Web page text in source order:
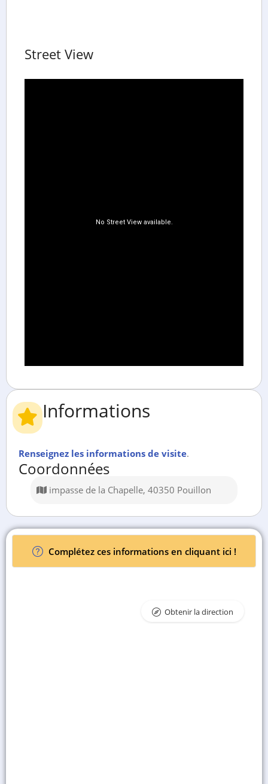
Informations
Renseignez les informations de visite.
Coordonnées
impasse de la Chapelle, 40350 Pouillon
Street View
Complétez ces informations en cliquant ici !
Obtenir la direction